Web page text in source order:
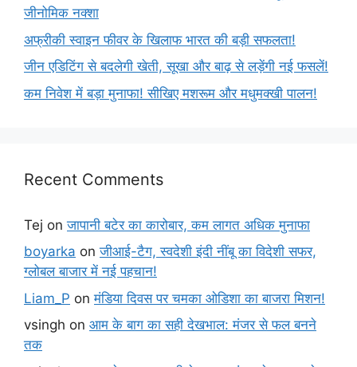
जीनोमिक नक्शा
अफ्रीकी स्वाइन फीवर के खिलाफ भारत की बड़ी सफलता!
जीन एडिटिंग से बदलेगी खेती, सूखा और बाढ़ से लड़ेंगी नई फसलें!
कम निवेश में बड़ा मुनाफा! सीखिए मशरूम और मधुमक्खी पालन!
Recent Comments
Tej onजापानी बटेर का कारोबार, कम लागत अधिक मुनाफा
boyarka onजीआई-टैग, स्वदेशी इंदी नींबू का विदेशी सफर,
ग्लोबल बाजार में नई पहचान!
Liam_P onमंडिया दिवस पर चमका ओडिशा का बाजरा मिशन!
vsingh on आम के बाग का सही देखभाल: मंजर से फल बनने
तक